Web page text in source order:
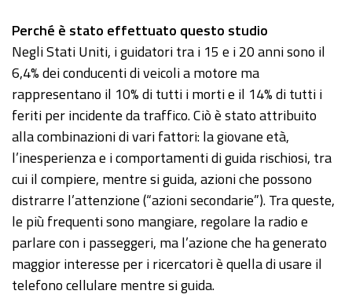
Perché è stato effettuato questo studio
Negli Stati Uniti, i guidatori tra i 15 e i 20 anni sono il
6,4% dei conducenti di veicoli a motore ma
rappresentano il 10% di tutti i morti e il 14% di tutti i
feriti per incidente da traffico. Ciò è stato attribuito
alla combinazioni di vari fattori: la giovane età,
l’inesperienza e i comportamenti di guida rischiosi, tra
cui il compiere, mentre si guida, azioni che possono
distrarre l’attenzione (“azioni secondarie”). Tra queste,
le più frequenti sono mangiare, regolare la radio e
parlare con i passeggeri, ma l’azione che ha generato
maggior interesse per i ricercatori è quella di usare il
telefono cellulare mentre si guida.